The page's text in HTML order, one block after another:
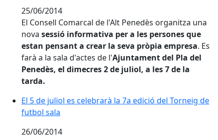
25/06/2014
El Consell Comarcal de l'Alt Penedès organitza una
nova sessió informativa per a les persones que
estan pensant a crear la seva pròpia empresa. Es
farà a la sala d'actes de l'Ajuntament del Pla del
Penedès, el dimecres 2 de juliol, a les 7 de la
tarda.
El 5 de juliol es celebrarà la 7a edició del Torneig de
futbol sala
26/06/2014